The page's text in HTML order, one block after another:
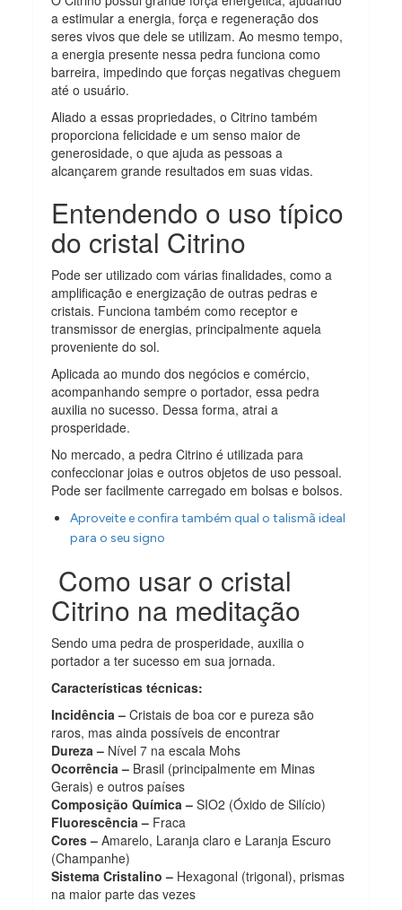
a estimular a energia, força e regeneração dos
seres vivos que dele se utilizam. Ao mesmo tempo,
a energia presente nessa pedra funciona como
barreira, impedindo que forças negativas cheguem
até o usuário.
Aliado a essas propriedades, o Citrino também
proporciona felicidade e um senso maior de
generosidade, o que ajuda as pessoas a
alcançarem grande resultados em suas vidas.
Entendendo o uso típico
do cristal Citrino
Pode ser utilizado com várias finalidades, como a
amplificação e energização de outras pedras e
cristais. Funciona também como receptor e
transmissor de energias, principalmente aquela
proveniente do sol.
Aplicada ao mundo dos negócios e comércio,
acompanhando sempre o portador, essa pedra
auxilia no sucesso. Dessa forma, atrai a
prosperidade.
No mercado, a pedra Citrino é utilizada para
confeccionar joias e outros objetos de uso pessoal.
Pode ser facilmente carregado em bolsas e bolsos.
Aproveite e confira também qual o talismã ideal
para o seu signo
Como usar o cristal
Citrino na meditação
Sendo uma pedra de prosperidade, auxilia o
portador a ter sucesso em sua jornada.
Características técnicas:
Incidência – Cristais de boa cor e pureza são
raros, mas ainda possíveis de encontrar
Dureza – Nível 7 na escala Mohs
Ocorrência – Brasil (principalmente em Minas
Gerais) e outros países
Composição Química – SIO2 (Óxido de Silício)
Fluorescência – Fraca
Cores – Amarelo, Laranja claro e Laranja Escuro
(Champanhe)
Sistema Cristalino – Hexagonal (trigonal), prismas
na maior parte das vezes